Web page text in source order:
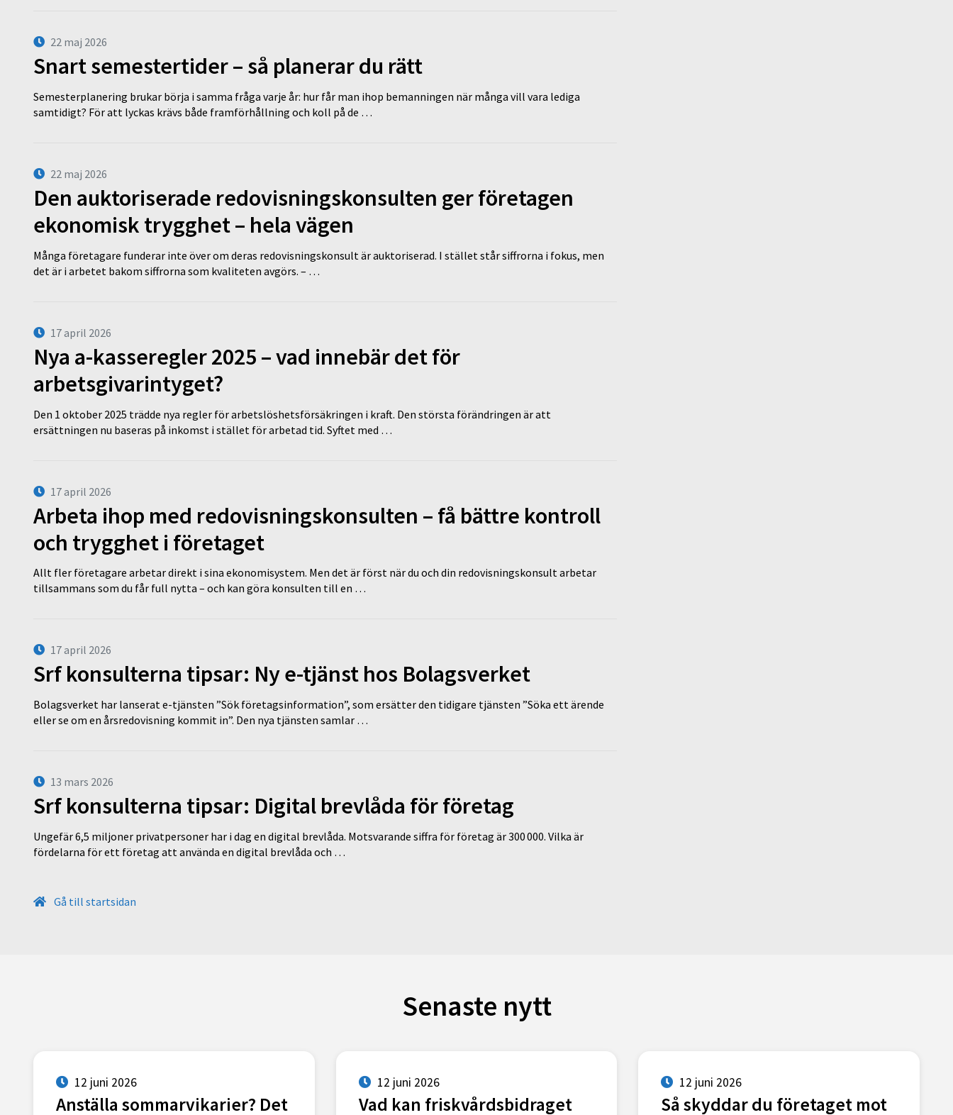
22 maj 2026
Snart semestertider – så planerar du rätt
Semesterplanering brukar börja i samma fråga varje år: hur får man ihop bemanningen när många vill vara lediga
samtidigt? För att lyckas krävs både framförhållning och koll på de …
22 maj 2026
Den auktoriserade redovisningskonsulten ger företagen
ekonomisk trygghet – hela vägen
Många företagare funderar inte över om deras redovisningskonsult är auktoriserad. I stället står siffrorna i fokus, men
det är i arbetet bakom siffrorna som kvaliteten avgörs. – …
17 april 2026
Nya a-kasseregler 2025 – vad innebär det för
arbetsgivarintyget?
Den 1 oktober 2025 trädde nya regler för arbetslöshetsförsäkringen i kraft. Den största förändringen är att
ersättningen nu baseras på inkomst i stället för arbetad tid. Syftet med …
17 april 2026
Arbeta ihop med redovisningskonsulten – få bättre kontroll
och trygghet i företaget
Allt fler företagare arbetar direkt i sina ekonomisystem. Men det är först när du och din redovisningskonsult arbetar
tillsammans som du får full nytta – och kan göra konsulten till en …
17 april 2026
Srf konsulterna tipsar: Ny e-tjänst hos Bolagsverket
Bolagsverket har lanserat e-tjänsten ”Sök företagsinformation”, som ersätter den tidigare tjänsten ”Söka ett ärende
eller se om en årsredovisning kommit in”. Den nya tjänsten samlar …
13 mars 2026
Srf konsulterna tipsar: Digital brevlåda för företag
Ungefär 6,5 miljoner privatpersoner har i dag en digital brevlåda. Motsvarande siffra för företag är 300 000. Vilka är
fördelarna för ett företag att använda en digital brevlåda och …
Gå till startsidan
Senaste nytt
12 juni 2026
Anställa sommarvikarier? Det
12 juni 2026
Vad kan friskvårdsbidraget
12 juni 2026
Så skyddar du företaget mot